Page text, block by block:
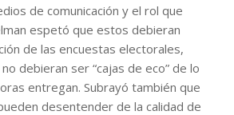
de comunicación y el rol que
espetó que estos debieran
de las encuestas electorales,
debieran ser “cajas de eco” de lo
entregan. Subrayó también que
desentender de la calidad de